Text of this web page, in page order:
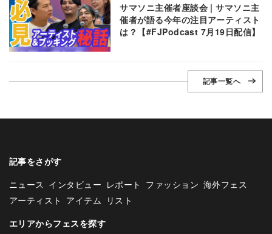
サマソニ主催者座談会 | サマソニ主
催者が語る今年の注目アーティスト
は？【#FJPodcast 7月19日配信】
記事一覧へ
記事をさがす
ニュース インタビュー レポート ファッション 海外フェス
アーティスト アイテム
リスト
エリアからフェスを探す